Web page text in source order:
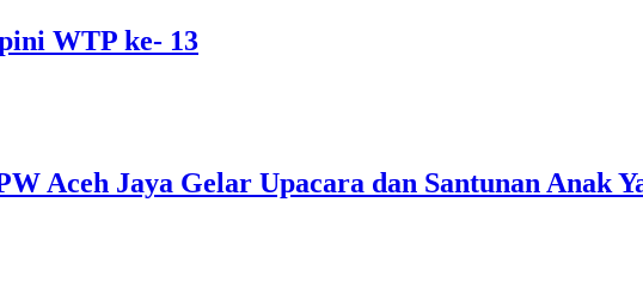
WTP ke- 13
Aceh Jaya Gelar Upacara dan Santunan Anak